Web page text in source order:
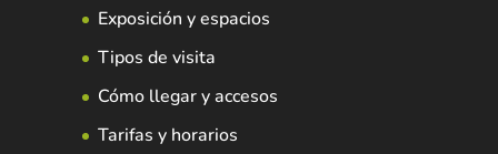
Exposición y espacios
Tipos de visita
Cómo llegar y accesos
Tarifas y horarios